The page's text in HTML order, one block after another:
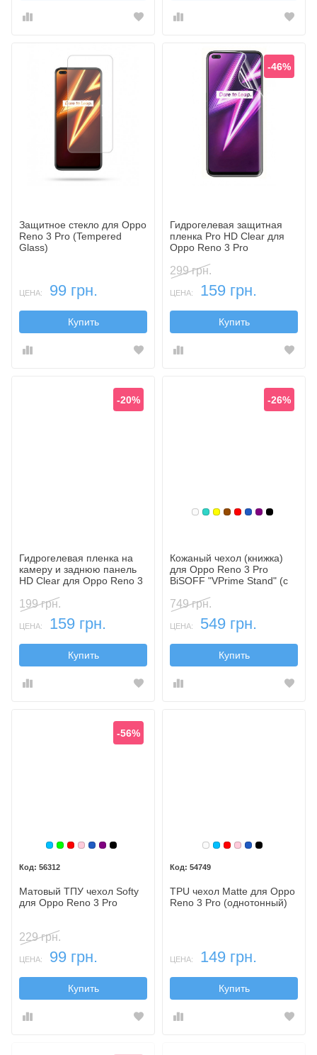
Защитное стекло для Oppo
Reno 3 Pro (Tempered
Glass)
ЦЕНА: 99 грн.
Купить
-46%
Гидрогелевая защитная
пленка Pro HD Clear для
Oppo Reno 3 Pro
299 грн.
ЦЕНА: 159 грн.
Купить
-20%
Гидрогелевая пленка на
камеру и заднюю панель
HD Clear для Oppo Reno 3
199 грн.
ЦЕНА: 159 грн.
Купить
Белый
Бирюзовый
Желтый
Коричневый
Красный
Синий,Черный
-26%
Кожаный чехол (книжка)
для Oppo Reno 3 Pro
BiSOFF "VPrime Stand" (с
749 грн.
ЦЕНА: 549 грн.
Купить
Голубой
Зеленый
Красный
Розовый
Синий, темный
Фиолетовый, темный
Черный
-56%
56312
Матовый ТПУ чехол Softy
для Oppo Reno 3 Pro
229 грн.
ЦЕНА: 99 грн.
Купить
Белый
Голубой
Красный
Розовый
Синий,
Черный
54749
TPU чехол Matte для Oppo
Reno 3 Pro (однотонный)
ЦЕНА: 149 грн.
Купить